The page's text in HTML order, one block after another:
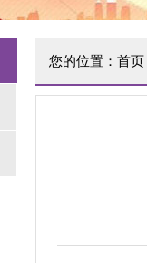
您的位置： 首页